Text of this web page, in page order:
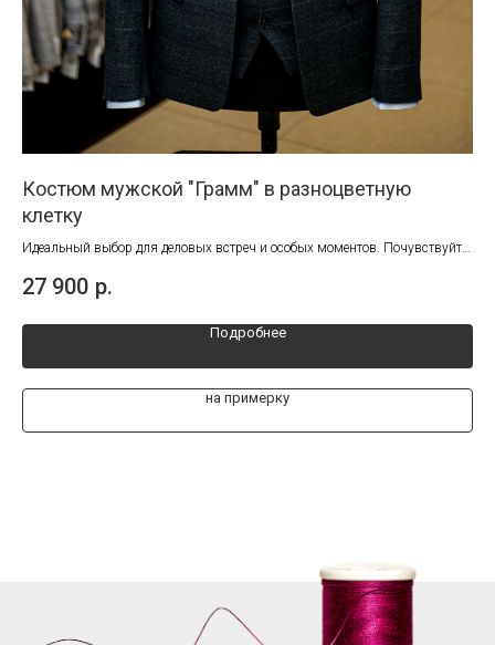
Костюм мужской "Грамм" в разноцветную
клетку
Идеальный выбор для деловых встреч и особых моментов. Почувствуйте
27 900 р.
Подробнее
на примерку